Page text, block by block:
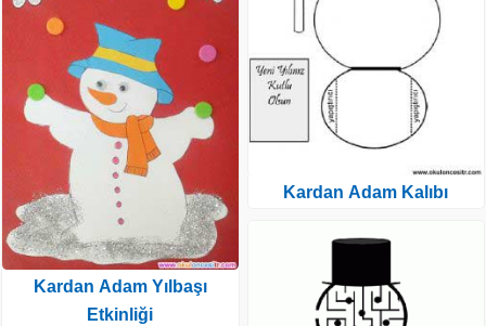
Kardan Adam Yılbaşı
Etkinliği
Kardan Adam Kalıbı